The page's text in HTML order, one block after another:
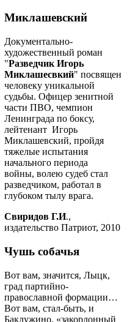
Миклашевский
Документально-
художественный роман
"Разведчик Игорь
Миклашесвкий" посвящен
человеку уникальной
судьбы. Офицер зенитной
части ПВО, чемпион
Ленинграда по боксу,
лейтенант Игорь
Миклашевский, пройдя
тяжелые испытания
начального периода
войны, волею судеб стал
разведчиком, работал в
глубоком тылу врага.
Свиридов Г.И.,
издательство Патриот, 2010
Чушь собачья
Вот вам, значится, Лыцк,
град партийно-
православной формации…
Вот вам, стал-быть, и
Баклужино, «закордонный